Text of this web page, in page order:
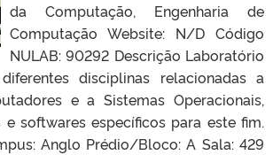
da Computação, Engenharia de
Computação Website: N/D Código
NULAB: 90292 Descrição Laboratório
disciplinas relacionadas a
e a Sistemas Operacionais,
softwares específicos para este fim.
Anglo Prédio/Bloco: A Sala: 429